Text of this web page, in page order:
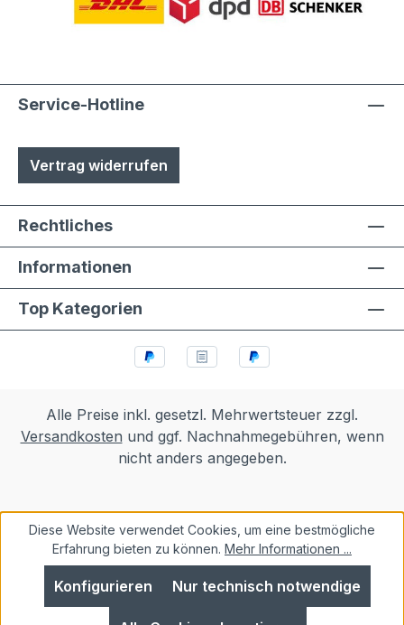
Service-Hotline
Vertrag widerrufen
Rechtliches
Informationen
Top Kategorien
Alle Preise inkl. gesetzl. Mehrwertsteuer zzgl.
Versandkosten und ggf. Nachnahmegebühren, wenn
nicht anders angegeben.
Diese Website verwendet Cookies, um eine bestmögliche
Erfahrung bieten zu können. Mehr Informationen ...
Nur technisch notwendige
Konfigurieren